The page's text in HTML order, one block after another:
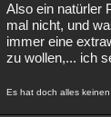
Also ein natürler
mal nicht, und
immer eine
zu wollen,... ich
Es hat doch alles